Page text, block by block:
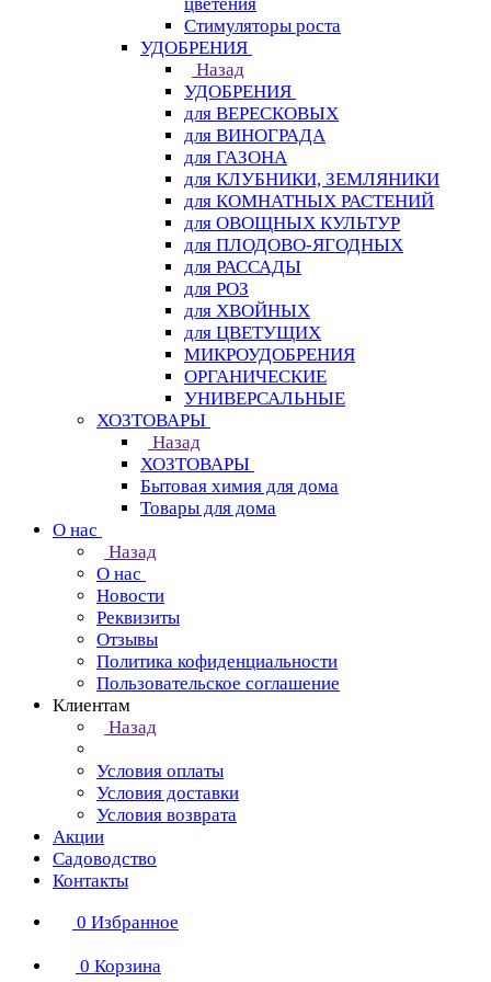
Стимуляторы роста
УДОБРЕНИЯ
Назад
УДОБРЕНИЯ
для ВЕРЕСКОВЫХ
для ВИНОГРАДА
для ГАЗОНА
для КЛУБНИКИ, ЗЕМЛЯНИКИ
для КОМНАТНЫХ РАСТЕНИЙ
для ОВОЩНЫХ КУЛЬТУР
для ПЛОДОВО-ЯГОДНЫХ
для РАССАДЫ
для РОЗ
для ХВОЙНЫХ
для ЦВЕТУЩИХ
МИКРОУДОБРЕНИЯ
ОРГАНИЧЕСКИЕ
УНИВЕРСАЛЬНЫЕ
ХОЗТОВАРЫ
Назад
ХОЗТОВАРЫ
Бытовая химия для дома
Товары для дома
О нас
Назад
О нас
Новости
Реквизиты
Отзывы
Политика кофиденциальности
Пользовательское соглашение
Клиентам
Назад
Условия оплаты
Условия доставки
Условия возврата
Акции
Садоводство
Контакты
0 Избранное
0 Корзина